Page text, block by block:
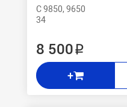
C 9850, 9650
34
8 500 ₽
+